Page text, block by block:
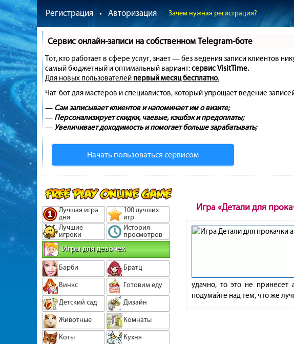
Регистрация • Авторизация Зачем нужная регистрация?
Сервис онлайн-записи на собственном Telegram-боте
Тот, кто работает в сфере услуг, знает — без ведения записи клиентов
самый бюджетный и оптимальный вариант:сервис VisitTime.
Для новых пользователей первый месяц бесплатно.
Чат-бот для мастеров и специалистов, который упрощает ведение
— Сам записывает клиентов и напоминает им о визите;
— Персонализирует скидки, чаевые, кэшбэк и предоплаты;
—Увеличивает доходимость и помогает больше зарабатывать;
Начать пользоваться сервисом
Лучшая игра
дня
100 лучших
игр
Лучшие
игроки
История
просмотров
Игры для девочек
Барби
Братц
Винкс
Готовим еду
Детский сад
Дизайн
Животные
Комнаты
Коты
Кухня
Игра «Детали для
удачно, то это не принесет
подумайте над тем, что же